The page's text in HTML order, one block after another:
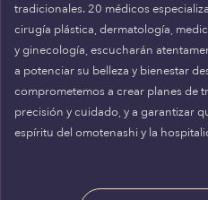
tradicionales. 20 médicos
cirugía plástica, dermatología,
y ginecología, escucharán
a potenciar su belleza y bienestar
comprometemos a crear planes de
precisión y cuidado, y a garantizar
espíritu del omotenashi y la